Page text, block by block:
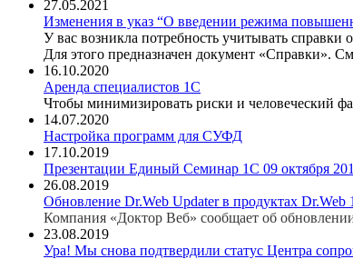
27.05.2021
Изменения в указ “О введении режима
У вас возникла потребность учитывать
Для этого предназначен документ «Справки».
16.10.2020
Аренда специалистов 1С
Чтобы минимизировать риски и человеческий
14.07.2020
Настройка программ для СУФД
17.10.2019
Презентации Единый Семинар 1С 09 октября
26.08.2019
Обновление Dr.Web Updater в продуктах Dr.Web
Компания «Доктор Веб» сообщает об
23.08.2019
Ура! Мы снова подтвердили статус Центра